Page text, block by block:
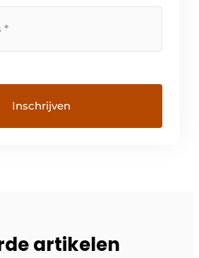
artikelen